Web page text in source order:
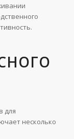
для
несколько